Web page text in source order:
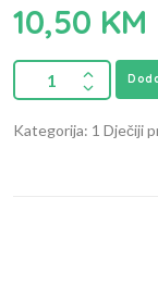
10,50 KM
Kategorija: 1 Dječiji